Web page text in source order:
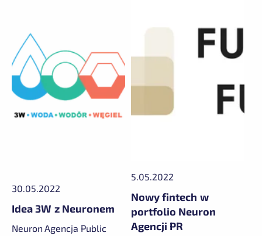
30.05.2022
Idea 3W z Neuronem
Neuron Agencja Public
5.05.2022
Nowy fintech w
portfolio Neuron
Agencji PR